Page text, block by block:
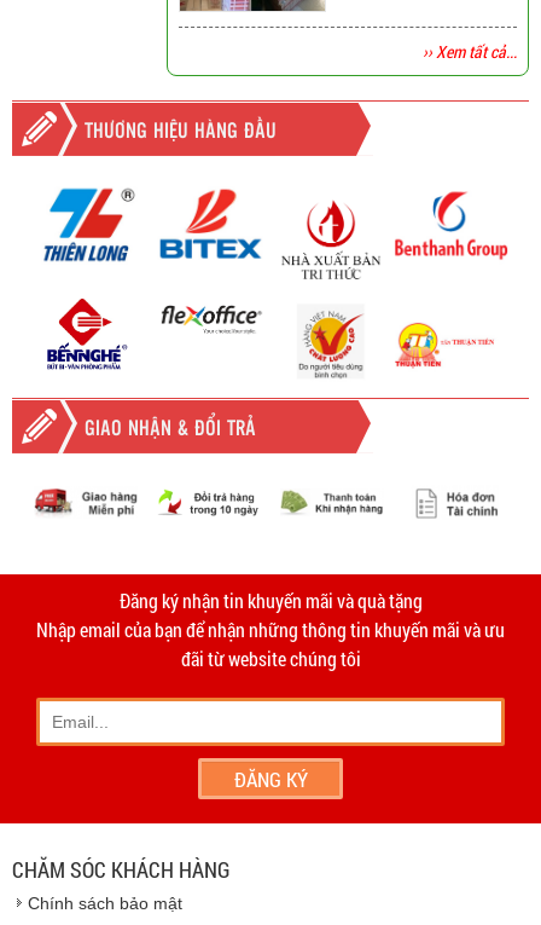
›› Xem tất cả...
THƯƠNG HIỆU HÀNG ĐẦU
GIAO NHẬN & ĐỔI TRẢ
Dương
- Phương thức vận chuyển do hai bên thỏa thuận và thực
hiện trên tinh thần hợp tác, thiện chí.
- Khách hàng có thể đếngiao dịch trực tiếp tạicông ty
- Hoặc chúng tôi sẽcử nhân viên giao hàng
địa chỉ khách hàng cung cấp.
hạn 10 ngày
Vinhempich
Đăng ký nhận tin khuyến mãi và quà tặng
Nhập email của bạn để nhận những thông tin khuyến mãi và ưu
đãi từ website chúng tôi
CHĂM SÓC KHÁCH HÀNG
Chính sách bảo mật